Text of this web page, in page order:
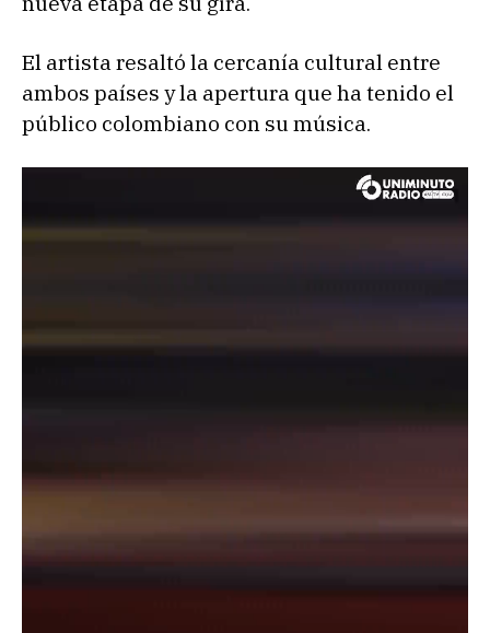
El artista resaltó la cercanía cultural entre
ambos países y la apertura que ha tenido el
público colombiano con su música.